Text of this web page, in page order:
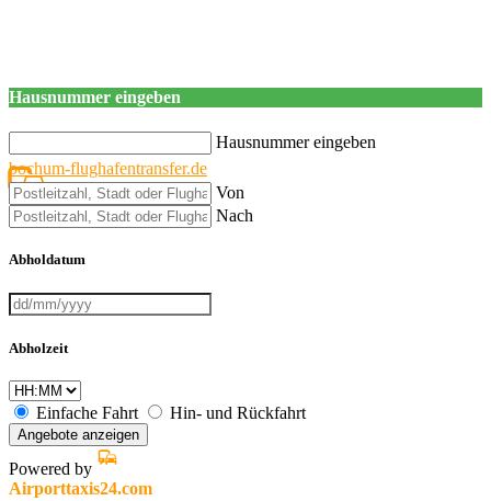
Hausnummer eingeben
Hausnummer eingeben
bochum-flughafentransfer.de
Von
Nach
Abholdatum
Abholzeit
Einfache Fahrt Hin- und Rückfahrt
Angebote anzeigen
Powered by
Airporttaxis24.com